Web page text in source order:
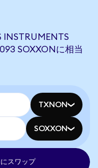
INSTRUMENTS
SOXXONに相当
TXNON
SOXXON
スワップ